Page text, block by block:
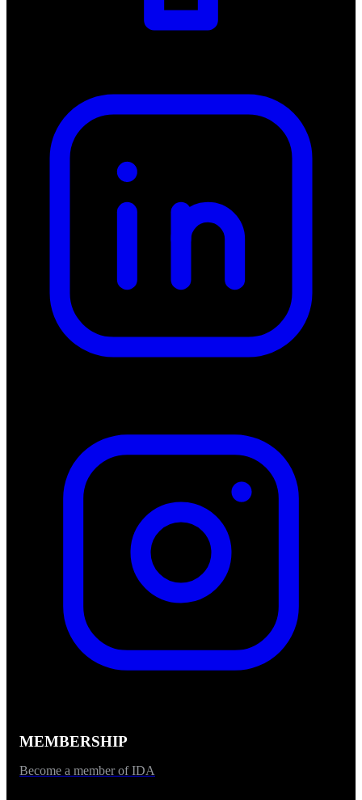
MEMBERSHIP
Become a member of IDA